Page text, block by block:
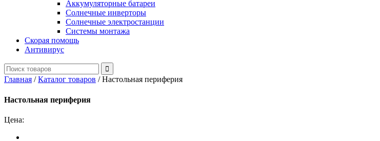
Аккумуляторные батареи
Солнечные инверторы
Солнечные электростанции
Системы монтажа
Скорая помощь
Антивирус
Главная /Каталог товаров /Настольная периферия
Настольная периферия
Цена: